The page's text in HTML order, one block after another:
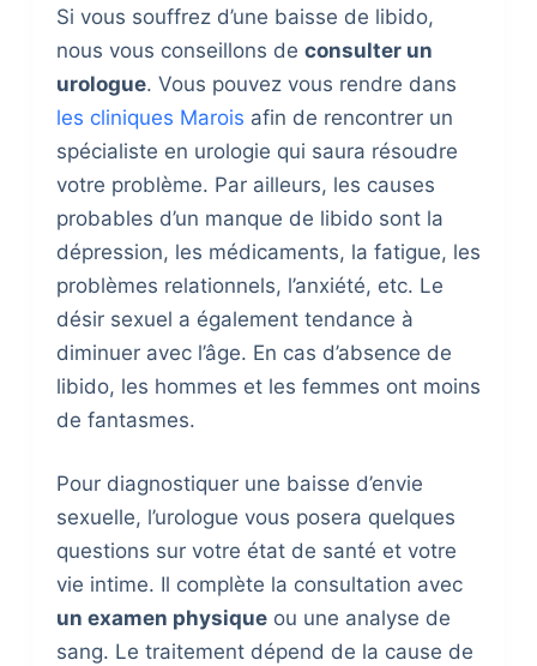
Si vous souffrez d’une baisse de libido,
nous vous conseillons de consulter un
urologue. Vous pouvez vous rendre dans
les cliniques Marois afin de rencontrer un
spécialiste en urologie qui saura résoudre
votre problème. Par ailleurs, les causes
probables d’un manque de libido sont la
dépression, les médicaments, la fatigue, les
problèmes relationnels, l’anxiété, etc. Le
désir sexuel a également tendance à
diminuer avec l’âge. En cas d’absence de
libido, les hommes et les femmes ont moins
de fantasmes.
Pour diagnostiquer une baisse d’envie
sexuelle, l’urologue vous posera quelques
questions sur votre état de santé et votre
vie intime. Il complète la consultation avec
un examen physiqueou une analyse de
sang. Le traitement dépend de la cause de